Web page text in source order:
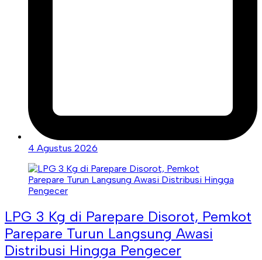
4 Agustus 2026
LPG 3 Kg di Parepare Disorot, Pemkot
Parepare Turun Langsung Awasi
Distribusi Hingga Pengecer